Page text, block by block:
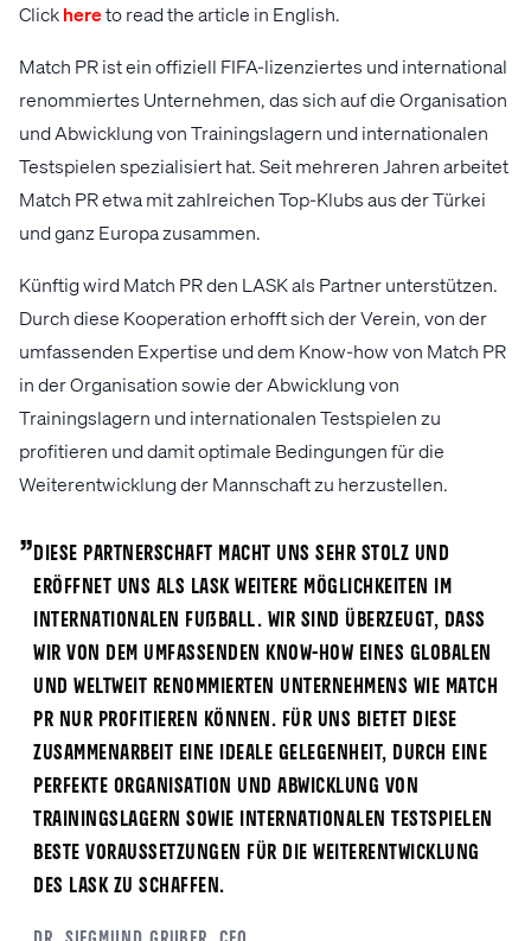
Clickhereto read the article in English.
Match PR ist ein offiziell FIFA-lizenziertes und international
renommiertes Unternehmen, das sich auf die Organisation
und Abwicklung von Trainingslagern und internationalen
Testspielen spezialisiert hat. Seit mehreren Jahren arbeitet
Match PR etwa mit zahlreichen Top-Klubs aus der Türkei
und ganz Europa zusammen.
Künftig wird Match PR den LASK als Partner unterstützen.
Durch diese Kooperation erhofft sich der Verein, von der
umfassenden Expertise und dem Know-how von Match PR
in der Organisation sowie der Abwicklung von
Trainingslagern und internationalen Testspielen zu
profitieren und damit optimale Bedingungen für die
Weiterentwicklung der Mannschaft zu herzustellen.
„
Diese Partnerschaft macht uns sehr stolz und
eröffnet uns als LASK weitere Möglichkeiten im
internationalen Fußball. Wir sind überzeugt, dass
wir von dem umfassenden Know-how eines globalen
und weltweit renommierten Unternehmens wie Match
PR nur profitieren können. Für uns bietet diese
Zusammenarbeit eine ideale Gelegenheit, durch eine
perfekte Organisation und Abwicklung von
Trainingslagern sowie internationalen Testspielen
beste Voraussetzungen für die Weiterentwicklung
des LASK zu schaffen.